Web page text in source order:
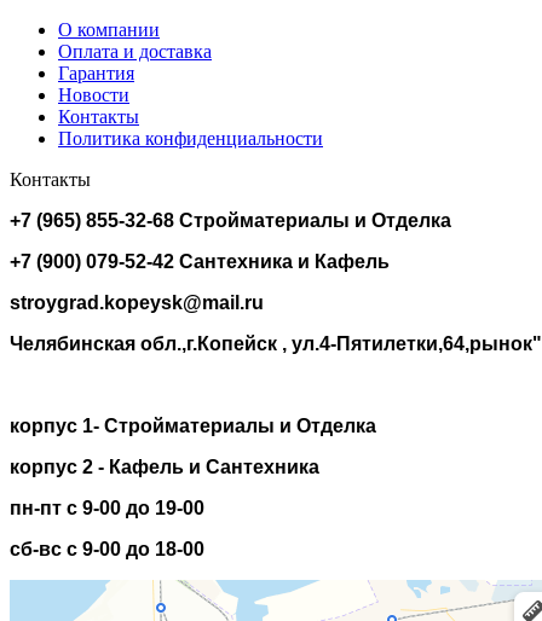
О компании
Оплата и доставка
Гарантия
Новости
Контакты
Политика конфиденциальности
Контакты
+7 (965) 855-32-68 Стройматериалы и Отделка
+7 (900) 079-52-42 Сантехника и Кафель
stroygrad.kopeysk@mail.ru
Челябинская обл.,г.Копейск , ул.4-
корпус 1- Стройматериалы и Отделка
корпус 2 - Кафель и Сантехника
пн-пт с 9-00 до 19-00
сб-вс с 9-00 до 18-00